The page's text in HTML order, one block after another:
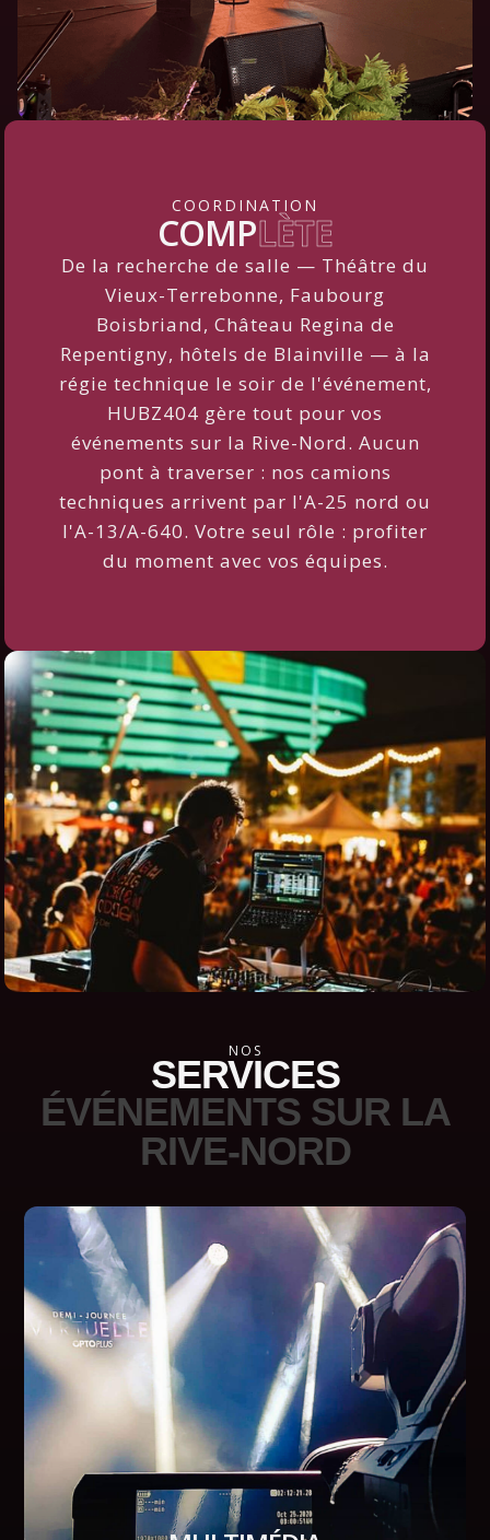
COORDINATION
COMPLÈTE
De la recherche de salle — Théâtre du
Vieux-Terrebonne, Faubourg
Boisbriand, Château Regina de
Repentigny, hôtels de Blainville — à la
régie technique le soir de l'événement,
HUBZ404 gère tout pour vos
événements sur la Rive-Nord. Aucun
pont à traverser : nos camions
techniques arrivent par l'A-25 nord ou
l'A-13/A-640. Votre seul rôle : profiter
du moment avec vos équipes.
NOS
SERVICES
ÉVÉNEMENTS SUR LA
RIVE-NORD